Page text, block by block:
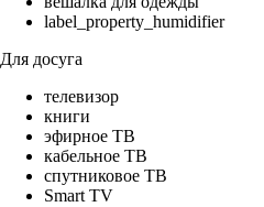
label_property_humidifier
Для досуга
телевизор
книги
эфирное ТВ
кабельное ТВ
спутниковое ТВ
Smart TV